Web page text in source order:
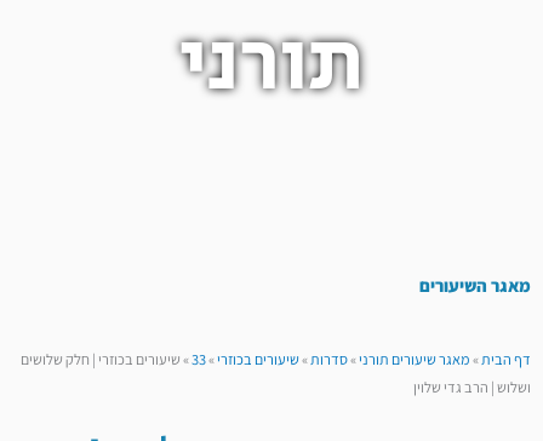
תורני
מאגר השיעורים
דף הבית»מאגר שיעורים תורני»סדרות»שיעורים בכוזרי»
33
»שיעורים בכוזרי | חלק שלושים
ושלוש | הרב גדי שלוין